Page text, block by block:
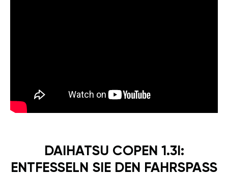
DAIHATSU COPEN 1.3I:
ENTFESSELN SIE DEN FAHRSPASS M